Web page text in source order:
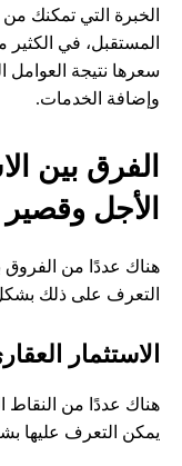
الخبرة التي تمكنك
المستقبل، في
سعرها نتيجة العوامل
وإضافة الخدمات.
الفرق بين
الأجل وقصير
هناك عددًا من الفروق
التعرف على ذلك
الاستثمار
هناك عددًا من النقاط
يمكن التعرف عليها